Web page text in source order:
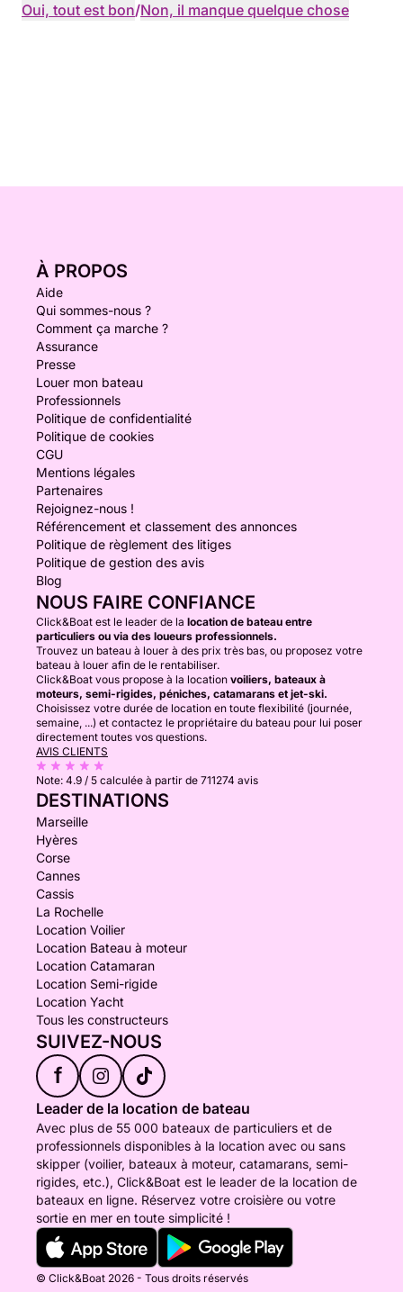
Oui, tout est bon/Non, il manque quelque chose
À PROPOS
Aide
Qui sommes-nous ?
Comment ça marche ?
Assurance
Presse
Louer mon bateau
Professionnels
Politique de confidentialité
Politique de cookies
CGU
Mentions légales
Partenaires
Rejoignez-nous !
Référencement et classement des annonces
Politique de règlement des litiges
Politique de gestion des avis
Blog
NOUS FAIRE CONFIANCE
Click&Boat est le leader de la location de bateau entre
particuliers ou via des loueurs professionnels.
Trouvez un bateau à louer à des prix très bas, ou proposez votre
bateau à louer afin de le rentabiliser.
Click&Boat vous propose à la location voiliers, bateaux à
moteurs, semi-rigides, péniches, catamarans et jet-ski.
Choisissez votre durée de location en toute flexibilité (journée,
semaine, ...) et contactez le propriétaire du bateau pour lui poser
directement toutes vos questions.
AVIS CLIENTS
Note: 4.9 / 5 calculée à partir de 711274 avis
DESTINATIONS
Marseille
Hyères
Corse
Cannes
Cassis
La Rochelle
Location Voilier
Location Bateau à moteur
Location Catamaran
Location Semi-rigide
Location Yacht
Tous les constructeurs
SUIVEZ-NOUS
f
Leader de la location de bateau
Avec plus de 55 000 bateaux de particuliers et de
professionnels disponibles à la location avec ou sans
skipper (voilier, bateaux à moteur, catamarans, semi-
rigides, etc.), Click&Boat est le leader de la location de
bateaux en ligne. Réservez votre croisière ou votre
sortie en mer en toute simplicité !
© Click&Boat 2026 - Tous droits réservés